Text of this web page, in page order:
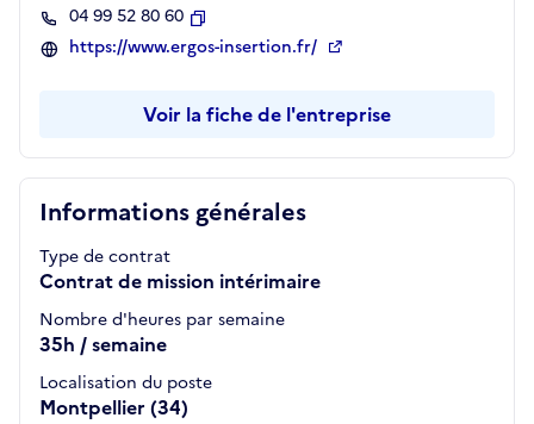
Informations générales
Type de contrat
Contrat de mission intérimaire
Nombre d'heures par semaine
35h / semaine
Localisation du poste
Montpellier (34)
04 99 52 80 60
Copier
https://www.ergos-insertion.fr/
Voir la fiche de l'entreprise